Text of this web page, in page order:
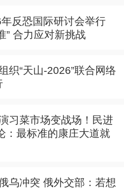
反恐国际研讨会举行
” 合力应对新挑战
织“天山-2026”联合网络
习菜市场变战场！民进
：最标准的康庄大道就
乌冲突 俄外交部：若想